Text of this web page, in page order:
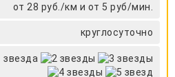
от 28 руб./км и от 5 руб/мин.
круглосуточно